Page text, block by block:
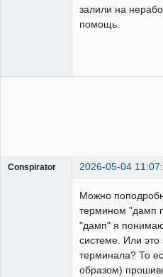
залили на
помощь.
Conspirator 2026-05-04
Можно
термином "дамп
"дамп" я понимаю
системе. Или это
терминала? То
образом)